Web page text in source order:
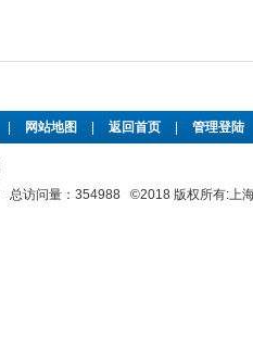
网站地图 返回首页 管理登陆
总访问量：354988 ©2018 版权所有:上